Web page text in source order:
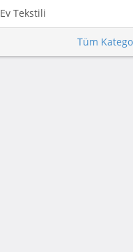
Ev Tekstili
Tüm